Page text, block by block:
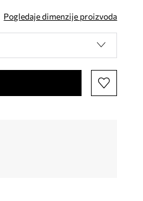
Pogledaje dimenzije proizvoda